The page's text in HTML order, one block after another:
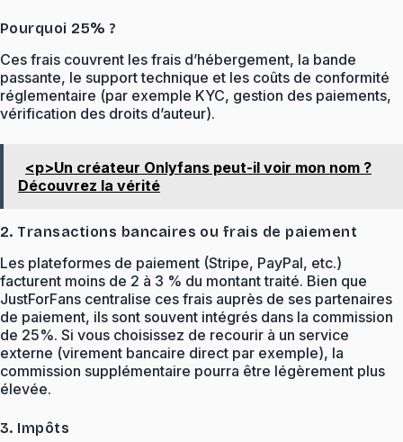
Pourquoi 25% ?
Ces frais couvrent les frais d’hébergement, la bande
passante, le support technique et les coûts de conformité
réglementaire (par exemple KYC, gestion des paiements,
vérification des droits d’auteur).
<p>Un créateur Onlyfans peut-il voir mon nom ?
Découvrez la vérité
2. Transactions bancaires ou frais de paiement
Les plateformes de paiement (Stripe, PayPal, etc.)
facturent moins de 2 à 3 % du montant traité. Bien que
JustForFans centralise ces frais auprès de ses partenaires
de paiement, ils sont souvent intégrés dans la commission
de 25%. Si vous choisissez de recourir à un service
externe (virement bancaire direct par exemple), la
commission supplémentaire pourra être légèrement plus
élevée.
3. Impôts